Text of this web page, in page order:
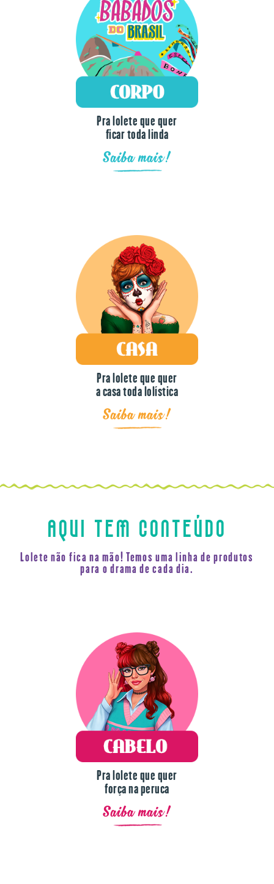
Pra lolete que quer
ficar toda linda
Saiba mais!
Pra lolete que quer
a casa toda lolística
Saiba mais!
AQUI TEM CONTEÚDO
Lolete não fica na mão! Temos uma linha de produtos
para o drama de cada dia.
Pra lolete que quer
força na peruca
Saiba mais!